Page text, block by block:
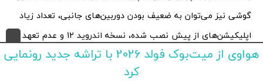
گوشی نیز می‌توان به ضعیف بودن دوربین‌های جانبی، تعداد زیاد
اپلیکیشن‌های از پیش نصب شده، نسخه اندروید 12 و عدم تعهد به
آپدیت‌های نرم‌افزاری اشاره کرد.
هواوی از میت‌بوک فولد 2026 با تراشه جدید رونمایی
کرد